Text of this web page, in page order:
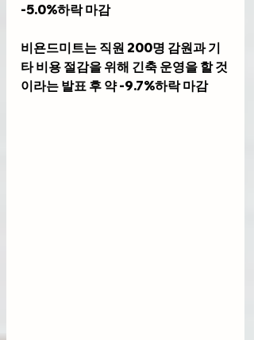
-5.0%하락 마감
비욘드미트는 직원 200명 감원과 기
타 비용 절감을 위해 긴축 운영을 할 것
이라는 발표 후 약 -9.7%하락 마감